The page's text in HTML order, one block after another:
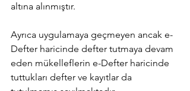
altına alınmıştır.
Ayrıca uygulamaya geçmeyen ancak e-
Defter haricinde defter tutmaya devam
eden mükelleflerin e-Defter haricinde
tuttukları defter ve kayıtlar da